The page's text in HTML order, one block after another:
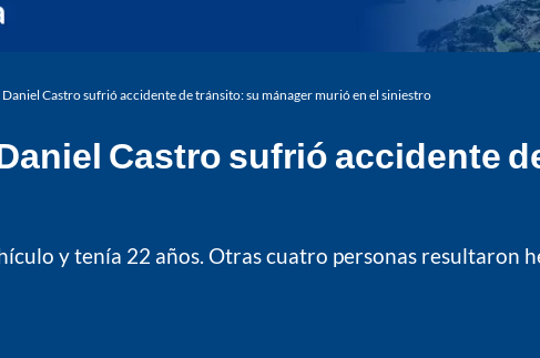
Castro sufrió accidente de tránsito: su mánager murió en el siniestro
Castro sufrió accidente
y tenía 22 años. Otras cuatro personas resultaron